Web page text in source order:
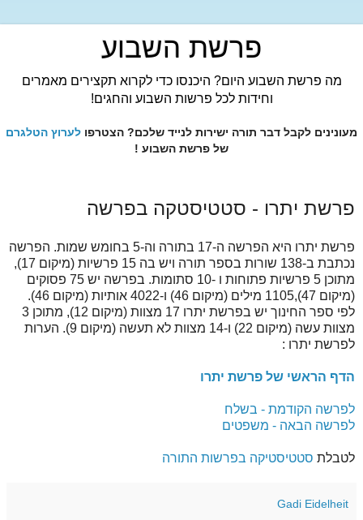
פרשת השבוע
מה פרשת השבוע היום? היכנסו כדי לקרוא תקצירים מאמרים
וחידות לכל פרשות השבוע והחגים!
מעונינים לקבל דבר תורה ישירות לנייד שלכם? הצטרפו לערוץ הטלגרם
של פרשת השבוע !
פרשת יתרו - סטטיסטקה בפרשה
פרשת יתרו היא הפרשה ה-17 בתורה וה-5 בחומש שמות. הפרשה
נכתבת ב-138 שורות בספר תורה ויש בה 15 פרשיות (מיקום 17),
מתוכן 5 פרשיות פתוחות ו -10 סתומות. בפרשה יש 75 פסוקים
(מיקום 47),1105 מילים (מיקום 46) ו-4022 אותיות (מיקום 46).
לפי ספר החינוך יש בפרשת יתרו 17 מצוות (מיקום 12), מתוכן 3
מצוות עשה (מיקום 22) ו-14 מצוות לא תעשה (מיקום 9). הערות
לפרשת יתרו :
הדף הראשי של פרשת יתרו
לפרשה הקודמת - בשלח
לפרשה הבאה - משפטים
לטבלת סטטיסטיקה בפרשות התורה
Gadi Eidelheit